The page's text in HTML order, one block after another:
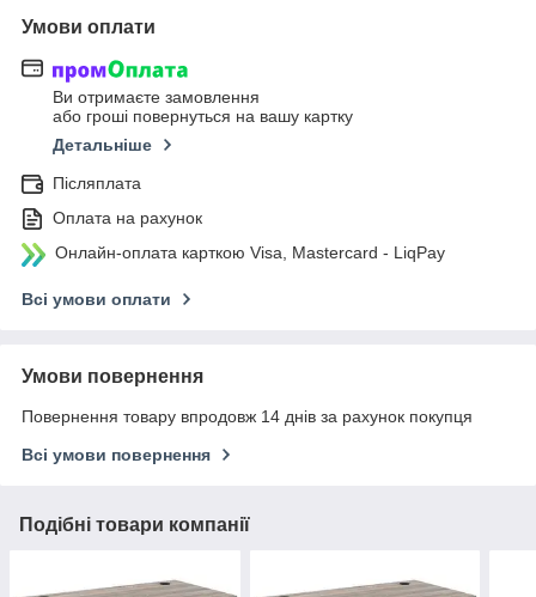
Умови оплати
Ви отримаєте замовлення
або гроші повернуться на вашу картку
Детальніше
Післяплата
Оплата на рахунок
Онлайн-оплата карткою Visa, Mastercard - LiqPay
Всі умови оплати
Умови повернення
Повернення товару впродовж 14 днів за рахунок покупця
Всі умови повернення
Подібні товари компанії